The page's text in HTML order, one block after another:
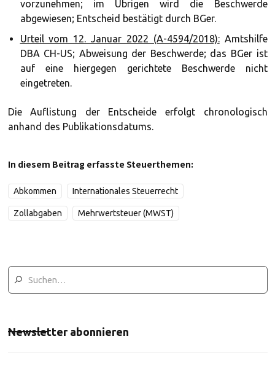
vorzunehmen; im Übrigen wird die Beschwerde
abgewiesen; Entscheid bestätigt durch BGer.
Urteil vom 12. Januar 2022 (A-4594/2018):Amtshilfe
DBA CH-US; Abweisung der Beschwerde; das BGer ist
auf eine hiergegen gerichtete Beschwerde nicht
eingetreten.
Die Auflistung der Entscheide erfolgt chronologisch
anhand des Publikationsdatums.
In diesem Beitrag erfasste Steuerthemen:
Abkommen Internationales Steuerrecht
Zollabgaben Mehrwertsteuer (MWST)
Newsletter abonnieren